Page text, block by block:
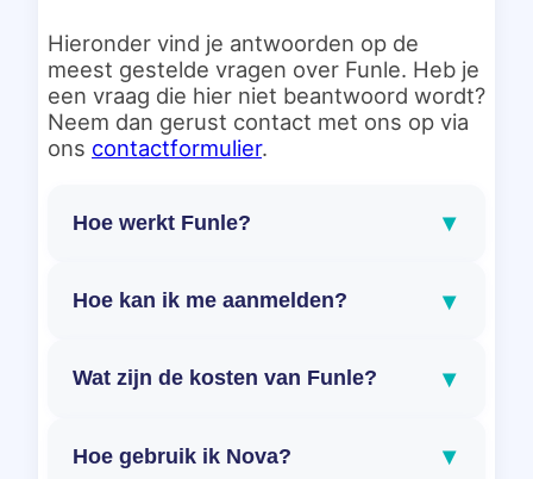
Hieronder vind je antwoorden op de
meest gestelde vragen over Funle. Heb je
een vraag die hier niet beantwoord wordt?
Neem dan gerust contact met ons op via
ons contactformulier.
Hoe werkt Funle? ▾
Hoe kan ik me aanmelden? ▾
Wat zijn de kosten van Funle? ▾
Hoe gebruik ik Nova? ▾